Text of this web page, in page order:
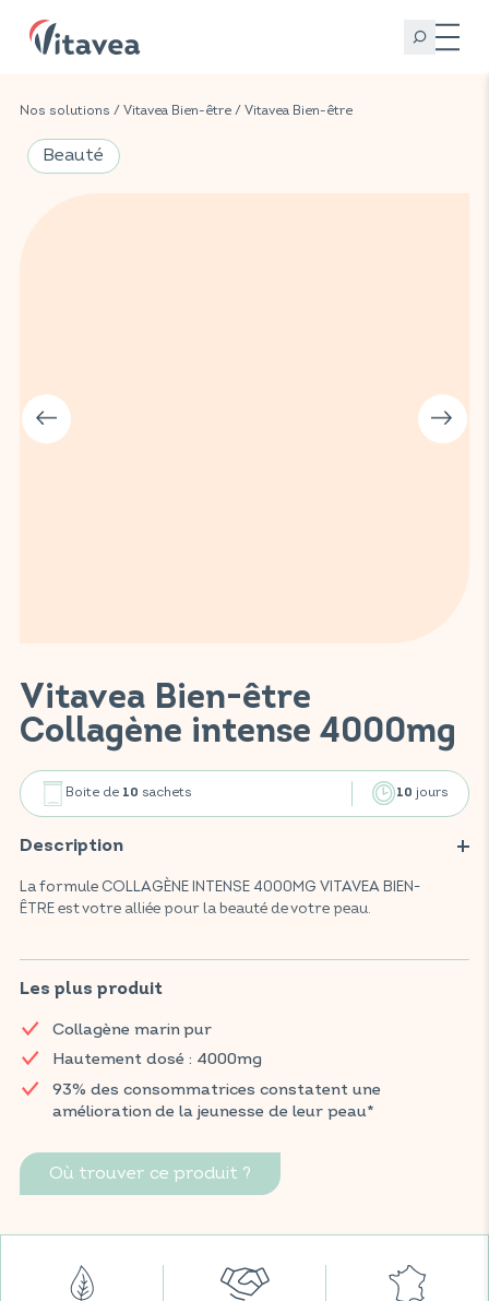
Nos solutions / Vitavea Bien-être / Vitavea Bien-être
Vitavea Bien-être
Collagène intense 4000mg
Boite de 10 sachets 10 jours
Description
La formule COLLAGÈNE INTENSE 4000MG VITAVEA BIEN-
ÊTRE est votre alliée pour la beauté de votre peau.
marin, offre une saveur délicieuse de framboise et de fraise.
Présenté en sachet à dissoudre, il aide à atténuer les premiers
maintenir la jeunesse et la fermeté de la peau.
93% des consommatrices constatent une amélioration de la
jeunesse de la peau.*
grandes surfaces préférées.
* Étude d'usage 2024 réalisée par Expansion sur 100 personnes
Les plus produit
Collagène marin pur
Hautement dosé : 4000mg
93% des consommatrices constatent une
amélioration de la jeunesse de leur peau*
Où trouver ce produit ?
Beauté